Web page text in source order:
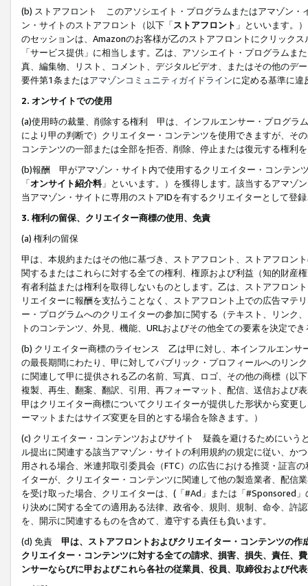
(b) ストアフロント このアソシエイト・プログラムまたはアマゾン・
ン・サイトのストアフロント（以下「ストアフロント 」といいます。
のセッションは、Amazonのお客様が乙のストアフロントにクリック
「サービス提供」に相当します。乙は、アソシエイト・プログラム
真、編集物、リスト、コメント、デジタルビデオ、またはその他のデ
要件第1条またはアマゾンコミュニティガイドラインに定める基準に違
2. オンサイトでの使用
(a)使用時の裁量、削除する権利 甲は、インフルエンサー・プログラ
により甲の判断で）クリエイター・コンテンツを使用できますが、そ
コンテンツの一部または全部を拒否、削除、停止または復元する権利
(b)報酬 甲がアマゾン・サイト内で使用するクリエイター・コンテン
「オンサイト紹介料」といいます。）を獲得します。該当するアマゾ
当アマゾン・サイトに専用のストアIDを有するクリエイターとして登
3. 権利の留保、クリエイター商標の使用、免責
(a) 権利の留保
甲は、本規約またはその他に基づき、ストアフロント、ストアフロン
関するまたはこれらに対する全ての権利、権原および利益（知的財産
有者利益または権利を取得しないものとします。乙は、ストアフロン
リエイターに報酬を支払うことなく、ストアフロント上での広告マテ
ー・プログラムへのクリエイターの参加に関する（テキスト、リンク
トのコンテンツ、外見、機能、URLおよびその他全ての要素を決定で
(b) クリエイター商標のライセンス 乙は甲に対し、本インフルエンサ
の最長期間にわたり、甲に対してパブリック・プロフィールへのリン
に関連して甲に提供される乙の名前、写真、ロゴ、その他の商標（以
複製、再生、翻案、翻訳、引用、再フォーマット、配信、送信および
甲はクリエイター商標についてクリエイターが提供した形状から変更
ーマットまたはサイズ変更を目的とする場合を除きます。）
(c) クリエイター・コンテンツおよびサイト 疑義を避けるためにいう
ル提出に関連する該当アマゾン・サイトの利用規約の規定に従い、か
用される場合、米連邦取引委員会（FTC）の広告における推奨・証言
イターが、クリエイター・コンテンツに関連して他の製造業者、配信
を受け取った場合、クリエイターは、(「#Ad」または「#Sponsored
り決めに関する全ての適用ある法律、政省令、規則、規制、命令、許
を、開示に関連するものを含めて、遵守する責任も負います。
(d) 免責 甲は、ストアフロントおよびクリエイター・コンテンツの
クリエイター・コンテンツに対する全ての請求、損害、損失、責任、
ンサーならびに甲およびこれら各社の従業員、役員、取締役および代